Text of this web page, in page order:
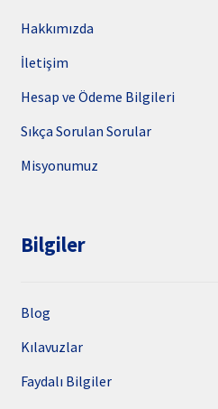
Hakkımızda
İletişim
Hesap ve Ödeme Bilgileri
Sıkça Sorulan Sorular
Misyonumuz
Bilgiler
Blog
Kılavuzlar
Faydalı Bilgiler